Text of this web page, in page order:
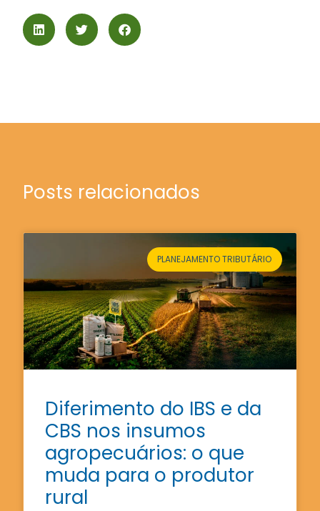
Posts relacionados
PLANEJAMENTO TRIBUTÁRIO
Diferimento do IBS e da
CBS nos insumos
agropecuários: o que
muda para o produtor
rural